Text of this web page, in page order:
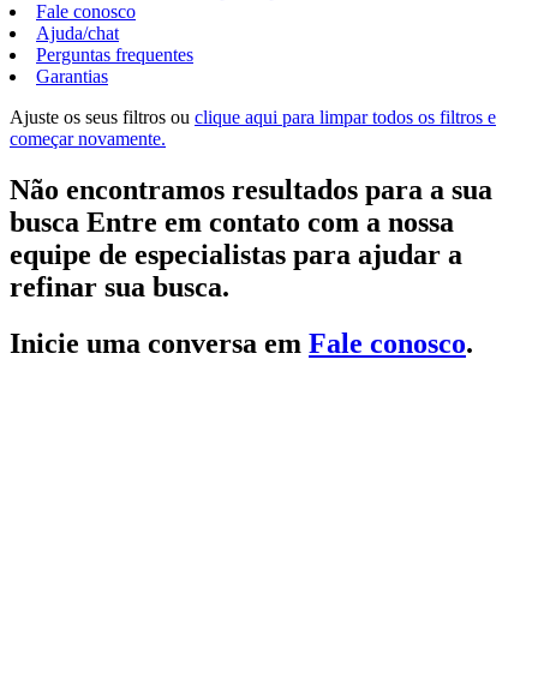
Fale conosco
Ajuda/chat
Perguntas frequentes
Garantias
Ajuste os seus filtros ou clique aqui para limpar todos os filtros e
começar novamente.
Não encontramos resultados para a sua
busca Entre em contato com a nossa
equipe de especialistas para ajudar a
refinar sua busca.
Inicie uma conversa em Fale conosco.